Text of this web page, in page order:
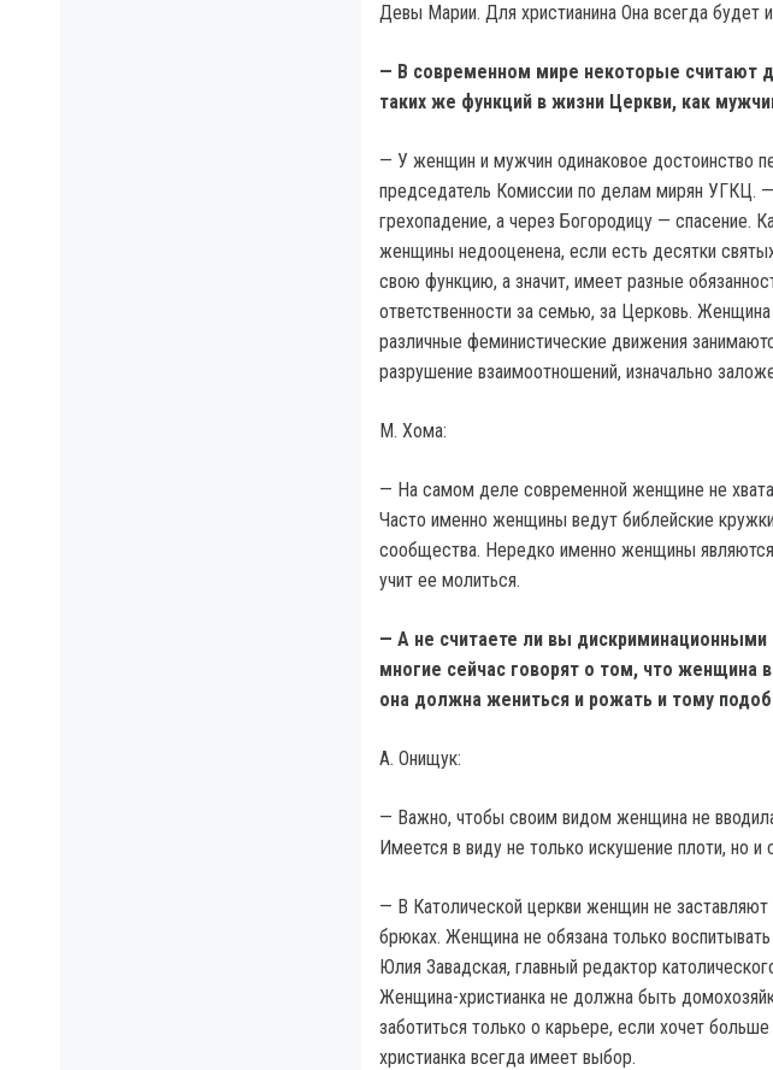
Девы Марии. Для христианина Она всегда
— В современном мире некоторые
таких же функций в жизни Церкви, как
— У женщин и мужчин одинаковое достоинство
председатель Комиссии по делам мирян УГКЦ.
грехопадение, а через Богородицу — спасение.
женщины недооценена, если есть десятки
свою функцию, а значит, имеет разные
ответственности за семью, за Церковь.
различные феминистические движения
разрушение взаимоотношений, изначально
М. Хома:
— На самом деле современной женщине не
Часто именно женщины ведут библейские
сообщества. Нередко именно женщины
учит ее молиться.
— А не считаете ли вы
многие сейчас говорят о том, что женщина
она должна жениться и рожать и тому
А. Онищук:
— Важно, чтобы своим видом женщина не
Имеется в виду не только искушение плоти, но и
— В Католической церкви женщин не
брюках. Женщина не обязана только
Юлия Завадская, главный редактор
Женщина-христианка не должна быть
заботиться только о карьере, если хочет
христианка всегда имеет выбор.